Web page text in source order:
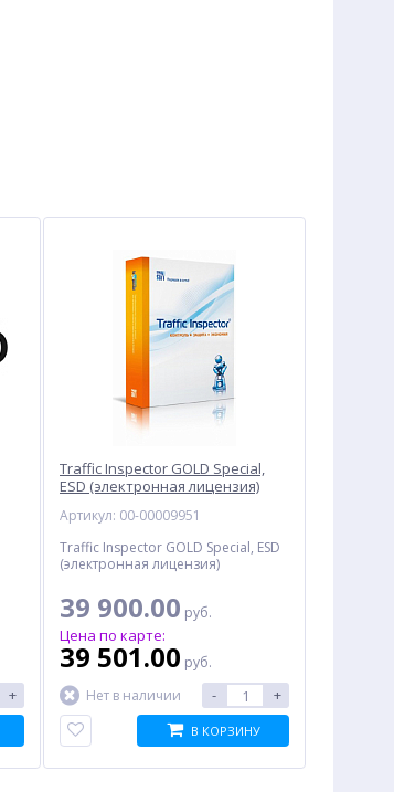
+
Traffic Inspector GOLD Special,
ESD (электронная лицензия)
Артикул: 00-00009951
Traffic Inspector GOLD Special, ESD
(электронная лицензия)
39 900.00 руб.
Цена по карте:
39 501.00 руб.
Нет в наличии
- +
В КОРЗИНУ